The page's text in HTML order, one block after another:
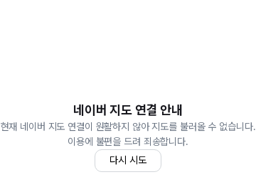
네이버 지도 연결 안내
현재 네이버 지도 연결이 원활하지 않아 지도를 불러올 수 없습니다.
이용에 불편을 드려 죄송합니다.
다시 시도